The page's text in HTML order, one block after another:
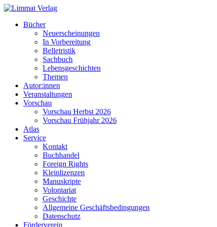
Bücher
Neuerscheinungen
In Vorbereitung
Belletristik
Sachbuch
Lebensgeschichten
Themen
Autor:innen
Veranstaltungen
Vorschau
Vorschau Herbst 2026
Vorschau Frühjahr 2026
Atlas
Service
Kontakt
Buchhandel
Foreign Rights
Kleinlizenzen
Manuskripte
Volontariat
Geschichte
Allgemeine Geschäftsbedingungen
Datenschutz
Förderverein